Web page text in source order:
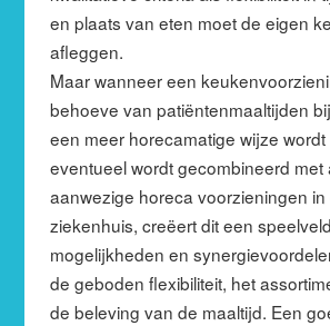
en plaats van eten moet de eigen
afleggen.
Maar wanneer een
behoeve van patiëntenmaaltijden
een meer horecamatige wijze
eventueel wordt gecombineerd met
aanwezige horeca voorzieningen in
ziekenhuis, creëert dit een
mogelijkheden en
de geboden flexibiliteit, het
de beleving van de maaltijd. Een